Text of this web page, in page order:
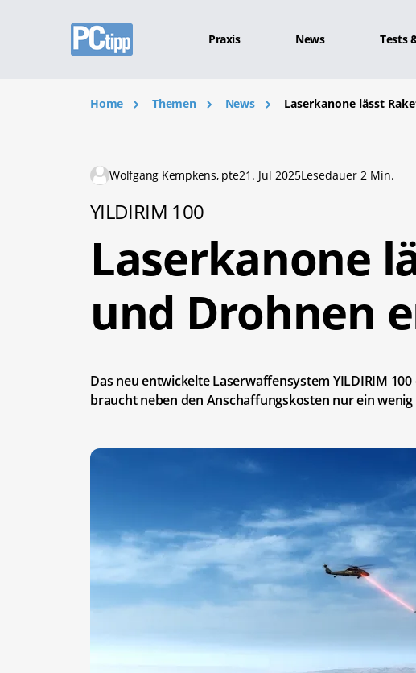
Praxis News Tests
Home Themen News Laserkanone lässt
Wolfgang Kempkens, pte21. Jul 2025Lesedauer 2 Min.
YILDIRIM 100
Laserkanone
und Drohnen
Das neu entwickelte Laserwaffensystem YILDIRIM
braucht neben den Anschaffungskosten nur ein